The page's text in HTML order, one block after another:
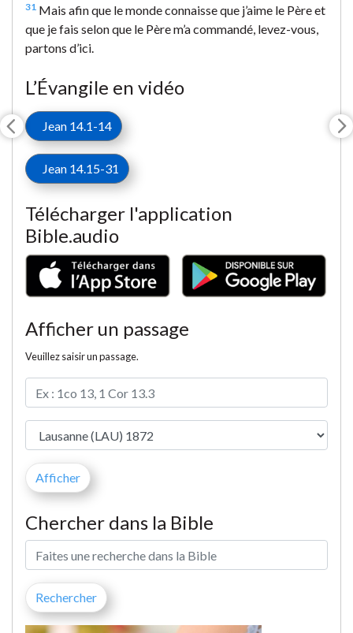
31 Mais afin que le monde connaisse que j’aime le Père et
que je fais selon que le Père m’a commandé, levez-vous,
partons d’ici.
L’Évangile en vidéo
Jean 14.1-14
Jean 14.15-31
Télécharger l'application
Bible.audio
Afficher un passage
Veuillez saisir un passage.
Chercher dans la Bible